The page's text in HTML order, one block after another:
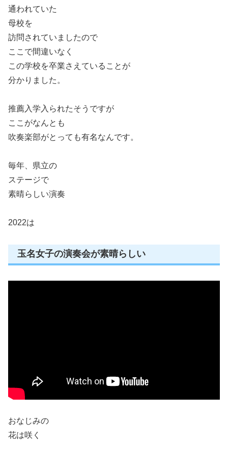
通われていた
母校を
訪問されていましたので
ここで間違いなく
この学校を卒業さえていることが
分かりました。
推薦入学入られたそうですが
ここがなんとも
吹奏楽部がとっても有名なんです。
毎年、県立の
ステージで
素晴らしい演奏
2022は
玉名女子の演奏会が素晴らしい
おなじみの
花は咲く